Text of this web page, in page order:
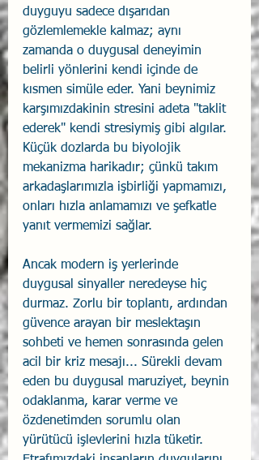
duyguyu sadece dışarıdan
gözlemlemekle kalmaz; aynı
zamanda o duygusal deneyimin
belirli yönlerini kendi içinde de
kısmen simüle eder. Yani beynimiz
karşımızdakinin stresini adeta "taklit
ederek" kendi stresiymiş gibi algılar.
Küçük dozlarda bu biyolojik
mekanizma harikadır; çünkü takım
arkadaşlarımızla işbirliği yapmamızı,
onları hızla anlamamızı ve şefkatle
yanıt vermemizi sağlar.
Ancak modern iş yerlerinde
duygusal sinyaller neredeyse hiç
durmaz. Zorlu bir toplantı, ardından
güvence arayan bir meslektaşın
sohbeti ve hemen sonrasında gelen
acil bir kriz mesajı... Sürekli devam
eden bu duygusal maruziyet, beynin
odaklanma, karar verme ve
özdenetimden sorumlu olan
yürütücü işlevlerini hızla tüketir.